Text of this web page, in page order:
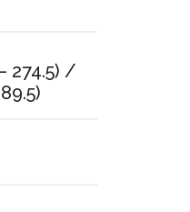
274.5) /